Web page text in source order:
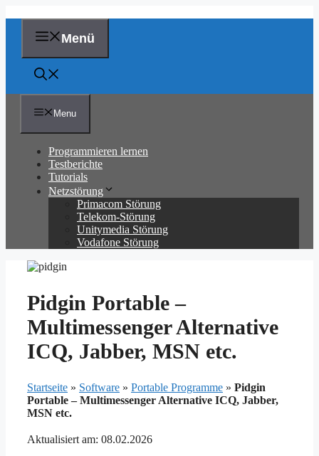
Inhalt
springen
Menü
Menu
Programmieren lernen
Testberichte
Tutorials
Netzstörung
Primacom Störung
Telekom-Störung
Unitymedia Störung
Vodafone Störung
Pidgin Portable –
Multimessenger Alternative
ICQ, Jabber, MSN etc.
Startseite » Software » Portable Programme » Pidgin
Portable – Multimessenger Alternative ICQ, Jabber,
MSN etc.
Aktualisiert am: 08.02.2026